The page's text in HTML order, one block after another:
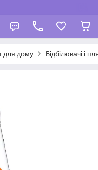
для дому Відбілювачі і